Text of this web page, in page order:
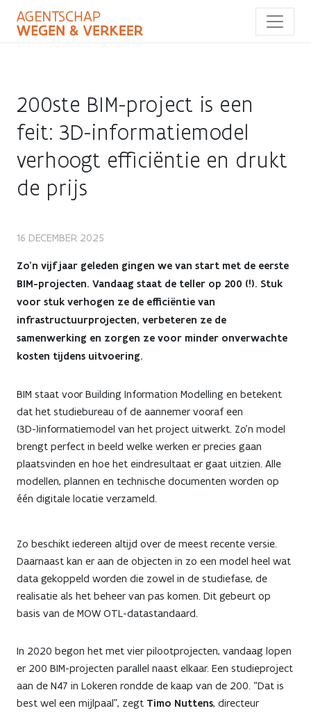
naar
200ste BIM-project is een
feit: 3D-informatiemodel
verhoogt efficiëntie en drukt
de prijs
200ste
BIM-
project
is
een
3D-
informatiemodel
verhoogt
efficiëntie
drukt
de
prijs
16 DECEMBER 2025
Zo’n vijf jaar geleden gingen we van start met de eerste
BIM-projecten. Vandaag staat de teller op 200 (!). Stuk
voor stuk verhogen ze de efficiëntie van
infrastructuurprojecten, verbeteren ze de
samenwerking en zorgen ze voor minder onverwachte
kosten tijdens uitvoering.
BIM staat voor Building Information Modelling en betekent
dat het studiebureau of de aannemer vooraf een
(3D-)informatiemodel van het project uitwerkt. Zo’n model
brengt perfect in beeld welke werken er precies gaan
plaatsvinden en hoe het eindresultaat er gaat uitzien. Alle
modellen, plannen en technische documenten worden op
één digitale locatie verzameld.
Zo beschikt iedereen altijd over de meest recente versie.
Daarnaast kan er aan de objecten in zo een model heel wat
data gekoppeld worden die zowel in de studiefase, de
realisatie als het beheer van pas komen. Dit gebeurt op
basis van de MOW OTL-datastandaard.
In 2020 begon het met vier pilootprojecten, vandaag lopen
er 200 BIM-projecten parallel naast elkaar. Een studieproject
aan de N47 in Lokeren rondde de kaap van de 200. “Dat is
best wel een mijlpaal”, zegt Timo Nuttens, directeur